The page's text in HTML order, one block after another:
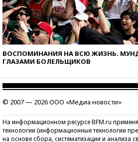
ВОСПОМИНАНИЯ НА ВСЮ ЖИЗНЬ.
ГЛАЗАМИ БОЛЕЛЬЩИКОВ
© 2007 — 2026 ООО «Медиа новости»
На информационном ресурсе BFM.ru
технологии (информационные технологии
на основе сбора, систематизации и анализа